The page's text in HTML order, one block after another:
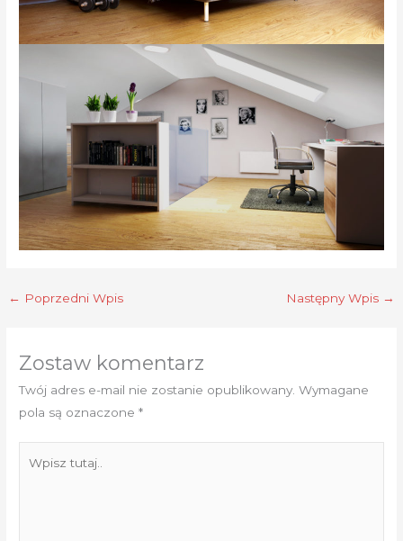
← Poprzedni Wpis Następny Wpis →
Zostaw komentarz
Twój adres e-mail nie zostanie opublikowany. Wymagane
pola są oznaczone*
tutaj..